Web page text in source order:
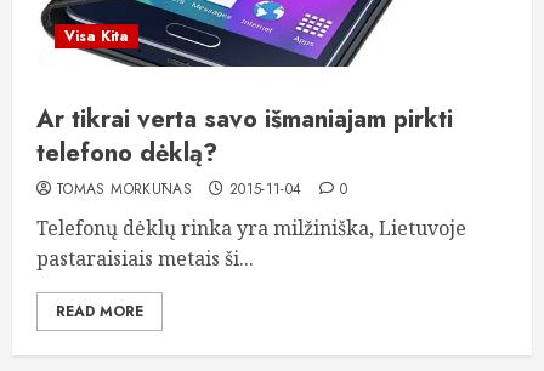
Visa Kita
Ar tikrai verta savo išmaniajam pirkti
telefono dėklą?
TOMAS MORKŪNAS 2015-11-04 0
Telefonų dėklų rinka yra milžiniška, Lietuvoje
pastaraisiais metais ši...
READ MORE